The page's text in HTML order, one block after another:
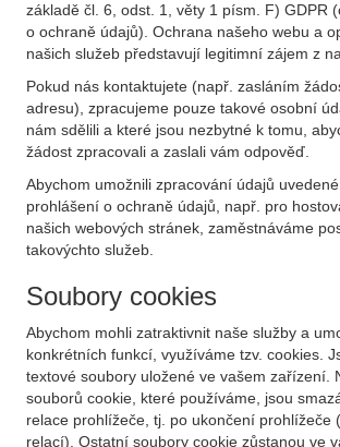
základě čl. 6, odst. 1, věty 1 písm. F) GDPR
o ochraně údajů). Ochrana našeho webu a
našich služeb představují legitimní zájem z
Pokud nás kontaktujete (např. zasláním
adresu), zpracujeme pouze takové osobní
nám sdělili a které jsou nezbytné k tomu,
žádost zpracovali a zaslali vám odpověď.
Abychom umožnili zpracování údajů
prohlášení o ochraně údajů, např. pro
našich webových stránek, zaměstnáváme
takovýchto služeb.
Soubory cookies
Abychom mohli zatraktivnit naše služby a
konkrétních funkcí, využíváme tzv. cookies.
textové soubory uložené ve vašem zařízení.
souborů cookie, které používáme, jsou
relace prohlížeče, tj. po ukončení prohlížeče
relací). Ostatní soubory cookie zůstanou ve